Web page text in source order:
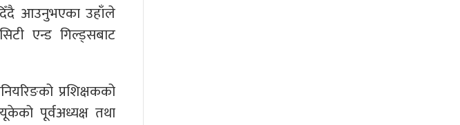
आउनुभएका उहाँले
एन्ड गिल्ड्सबाट
प्रशिक्षकको
पूर्वअध्यक्ष तथा